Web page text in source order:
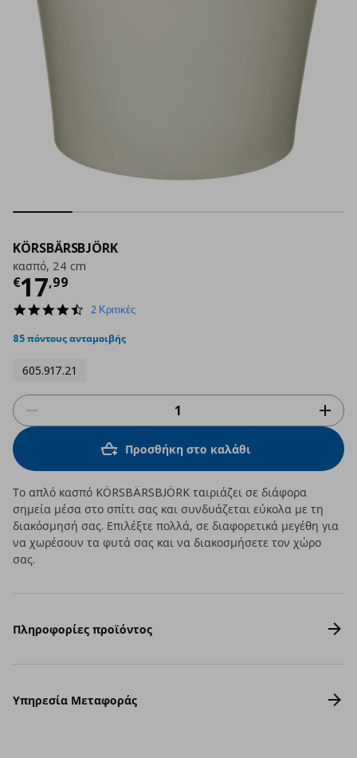
KÖRSBÄRSBJÖRK
κασπό, 24 cm
€17,99
Τρέχουσα τιμή
4.5
rating
2 Κριτικές
85 πόντους ανταμοιβής
605.917.21
Προσθήκη στο καλάθι
Το απλό κασπό KÖRSBÄRSBJÖRK ταιριάζει σε διάφορα
σημεία μέσα στο σπίτι σας και συνδυάζεται εύκολα με τη
διακόσμησή σας. Επιλέξτε πολλά, σε διαφορετικά μεγέθη για
να χωρέσουν τα φυτά σας και να διακοσμήσετε τον χώρο
σας.
Πληροφορίες προϊόντος
Υπηρεσία Μεταφοράς